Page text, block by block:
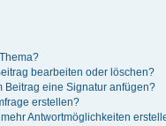
bearbeiten oder löschen?
Beitrag eine Signatur anfügen?
erstellen?
Antwortmöglichkeiten